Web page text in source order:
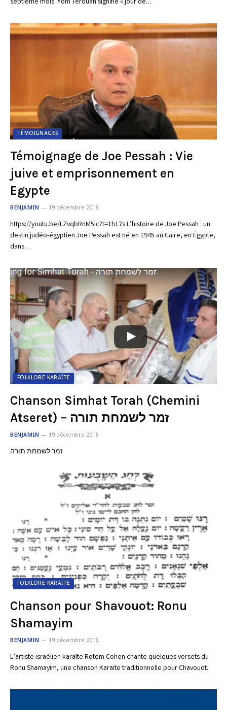
septième mois. Yom Terouah signifie « jour de…
TÉMOIGNAGES
Témoignage de Joe Pessah : Vie
juive et emprisonnement en
Egypte
BENJAMIN 19 décembre 2016
https://youtu.be/LZvqbRnM5ic?t=1h17s L’histoire de Joe Pessah : un
destin judéo-égyptien Joe Pessah est né en 1945 au Caire, en Égypte,
dans…
FOLKLORE KARAÏTE
Chanson Simhat Torah (Chemini
Atseret) – זמר לשמחת תורה
BENJAMIN 19 décembre 2016
זמר לשמחת תורה
FOLKLORE KARAÏTE
Chanson pour Shavouot: Ronu
Shamayim
BENJAMIN 19 décembre 2016
L’artiste israélien karaïte Rotem Cohen chante quelques versets du
Ronu Shamayim, une chanson Karaite traditionnelle pour Chavouot.